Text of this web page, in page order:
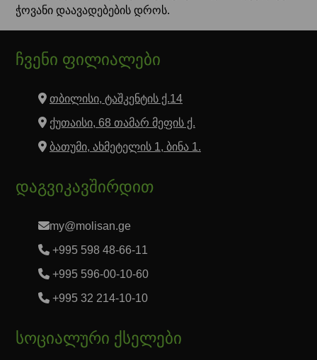
ჭოვანი დაავადებების დროს.
ჩვენი ფილიალები
თბილისი, ტაშკენტის ქ.14
ქუთაისი, 68 თამარ მეფის ქ.
ბათუმი, ახმეტელის 1, ბინა 1.
დაგვიკავშირდით
my@molisan.ge
+995 598 48-66-11
+995 596-00-10-60
+995 32 214-10-10
სოციალური ქსელები